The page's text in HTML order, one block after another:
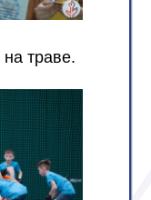
траве.